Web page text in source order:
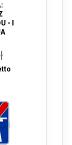
- I